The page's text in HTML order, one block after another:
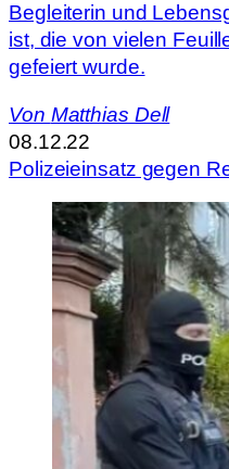
Begleiterin und
ist, die von vielen
gefeiert wurde.
Von Matthias Dell
08.12.22
Polizeieinsatz gegen